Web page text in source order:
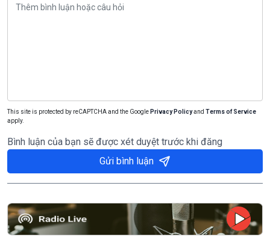
This site is protected by reCAPTCHA and the Google Privacy Policyand Terms of Service
apply.
Bình luận của bạn sẽ được xét duyệt trước khi đăng
Gửi bình luận